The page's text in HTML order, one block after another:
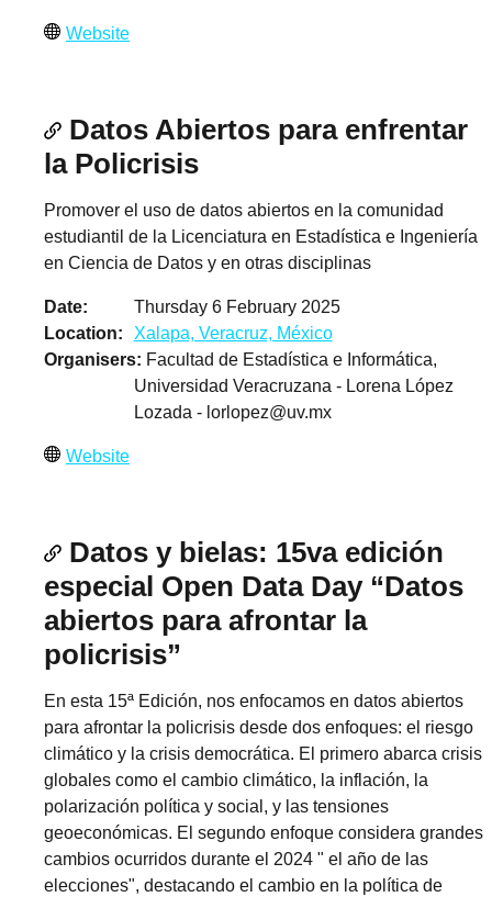
Website
Datos Abiertos para enfrentar
la Policrisis
Promover el uso de datos abiertos en la comunidad
estudiantil de la Licenciatura en Estadística e Ingeniería
en Ciencia de Datos y en otras disciplinas
Date
Thursday 6 February 2025
Location
Xalapa, Veracruz, México
Organisers
Facultad de Estadística e Informática,
Universidad Veracruzana - Lorena López
Lozada - lorlopez@uv.mx
Website
Datos y bielas: 15va edición
especial Open Data Day “Datos
abiertos para afrontar la
policrisis”
En esta 15ª Edición, nos enfocamos en datos abiertos
para afrontar la policrisis desde dos enfoques: el riesgo
climático y la crisis democrática. El primero abarca crisis
globales como el cambio climático, la inflación, la
polarización política y social, y las tensiones
geoeconómicas. El segundo enfoque considera grandes
cambios ocurridos durante el 2024 " el año de las
elecciones", destacando el cambio en la política de